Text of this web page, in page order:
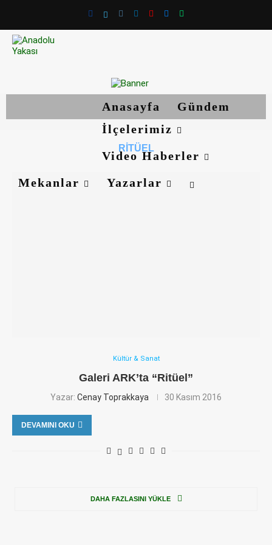
Anasayfa
Gündem
İlçelerimiz
Video Haberler
Mekanlar
Yazarlar
RITÜEL
Kültür & Sanat
Galeri ARK’ta “Ritüel”
Yazar: Cenay Toprakkaya 30 Kasım 2016
DEVAMINI OKU
DAHA FAZLASINI YÜKLE